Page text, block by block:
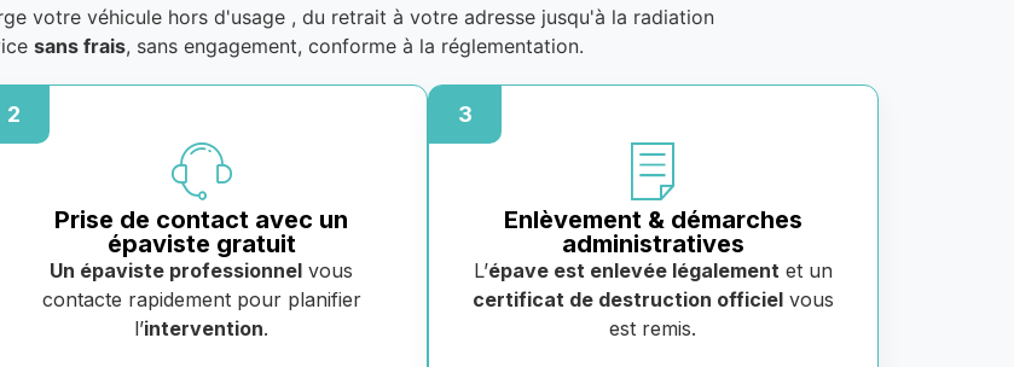
votre véhicule hors d'usage , du retrait à votre adresse jusqu'à la radiation
sans frais, sans engagement, conforme à la réglementation.
2
Prise de contact avec un
épaviste gratuit
Un épaviste professionnel vous
contacte rapidement pour planifier
l’intervention.
3
Enlèvement & démarches
administratives
L’épave est enlevée légalementet un
certificat de destruction officielvous
est remis.